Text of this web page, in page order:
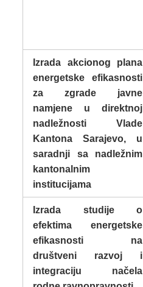
Izrada akcionog plana
energetske efikasnosti
za zgrade javne
namjene u direktnoj
nadležnosti Vlade
Kantona Sarajevo, u
saradnji sa nadležnim
kantonalnim
institucijama
Izrada studije o
efektima energetske
efikasnosti na
društveni razvoj i
integraciju načela